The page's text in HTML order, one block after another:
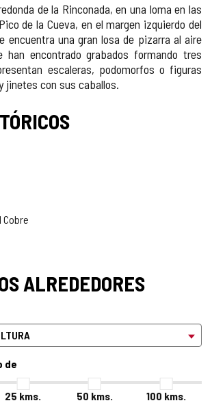
de la Rinconada, en una loma en las
de la Cueva, en el margen izquierdo del
encuentra una gran losa de pizarra al aire
encontrado grabados formando tres
escaleras, podomorfos o figuras
jinetes con sus caballos.
Cobre
ALREDEDORES
de
25 kms. 50 kms. 100 kms.